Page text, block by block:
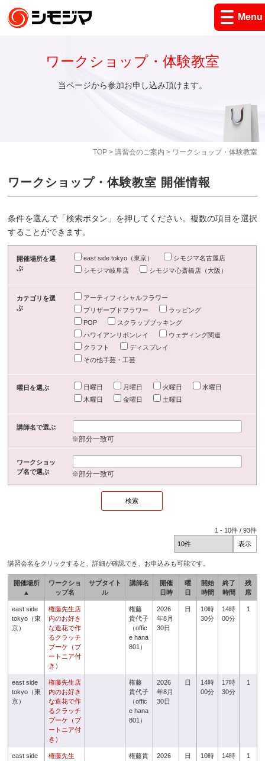
Menu
TOP> 講習会のご案内 > ワークショップ・体験教室
ワークショップ・体験教室
当ページから参加お申し込み頂けます。
ワークショップ・体験教室 開催情報
条件を選んで「検索ボタン」を押してください。複数の項目を選択
することができます。
開催場所を選
ぶ
east side tokyo（東京）
シモジマ名古屋店
シモジマ岐阜店
シモジマ心斎橋店（大阪）
カテゴリを選
ぶ
アーティフィシャルフラワー
プリザーブドフラワー
ラッピング
POP
スクラップブッキング
ハワイアンリボンレイ
ウェディング関連
クラフト
ディスプレイ
その他手芸・工芸
曜日を選ぶ 日曜日 月曜日 火曜日
水曜日
木曜日
金曜日 土曜日
講師名で選ぶ
※部分一致可
ワークショッ
プ名で選ぶ
※部分一致可
1 - 10件 /93件
講習会名をクリックすると、詳細が確認でき、お申込みも可能です。
開催場所
▲
ワークショ
ップ名
サブタイト
ル
講師名
開催
日時
曜
日
開始
時間
終了
時間
残
席
east side
tokyo（東
京）
権藤先生店
内のお好き
な造花で作
るクラッチ
ブーケ（ブ
ートニア付
き）
権藤
貴代子
（offic
e hana
801）
2026
年8月
30日
日
10時
30分
14時
00分
1
east side
tokyo（東
京）
権藤先生店
内のお好き
な造花で作
るクラッチ
ブーケ（ブ
ートニア付
き）
権藤
貴代子
（offic
e hana
801）
2026
年8月
30日
日
14時
00分
17時
30分
1
east side
権藤先生
権藤貴
2026
日
10時
14時
1